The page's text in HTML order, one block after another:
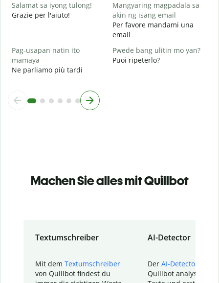
Salamat sa iyong tulong!
Grazie per l'aiuto!
Mangyaring magpadala sa
akin ng isang email
Per favore mandami una
email
Pag-usapan natin ito
mamaya
Ne parliamo più tardi
Pwede bang ulitin mo yan?
Puoi ripeterlo?
Machen Sie alles mit Quillbot
Textumschreiber
Mit dem Textumschreiber
von Quillbot findest du
AI-Detector
Der AI-Detector
Quillbot analysiert